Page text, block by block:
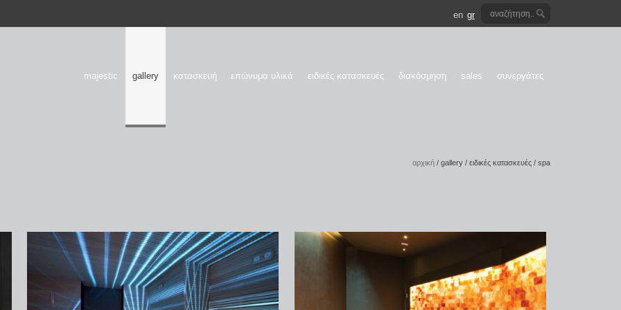
en gr
majestic gallery κατασκευή επώνυμα υλικά ειδικές κατασκευές διακόσμηση sales συνεργάτες
αρχική / gallery / ειδικές κατασκευές / spa